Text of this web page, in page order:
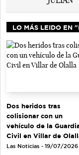
LO MÁS LEIDO EN
Dos heridos tras
colisionar con un
vehículo de la
Civil en Villar de
Las Noticias - 19/07/2026